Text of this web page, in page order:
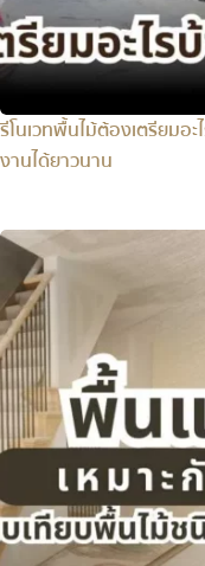
รีโนเวทพื้นไม้ต้องเตรียมอ
งานได้ยาวนาน